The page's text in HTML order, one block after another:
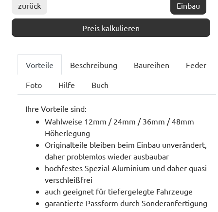
zurück Einbau
Preis kalkulieren
Vorteile Beschreibung Baureihen Feder
Foto Hilfe Buch
Ihre Vorteile sind:
Wahlweise 12mm / 24mm / 36mm / 48mm
Höherlegung
Originalteile bleiben beim Einbau unverändert,
daher problemlos wieder ausbaubar
hochfestes Spezial-Aluminium und daher quasi
verschleißfrei
auch geeignet für tiefergelegte Fahrzeuge
garantierte Passform durch Sonderanfertigung